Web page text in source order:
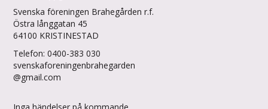
Svenska föreningen Brahegården r.f.
Östra långgatan 45
64100 KRISTINESTAD
Telefon: 0400-383 030
svenskaforeningenbrahegarden
@gmail.com